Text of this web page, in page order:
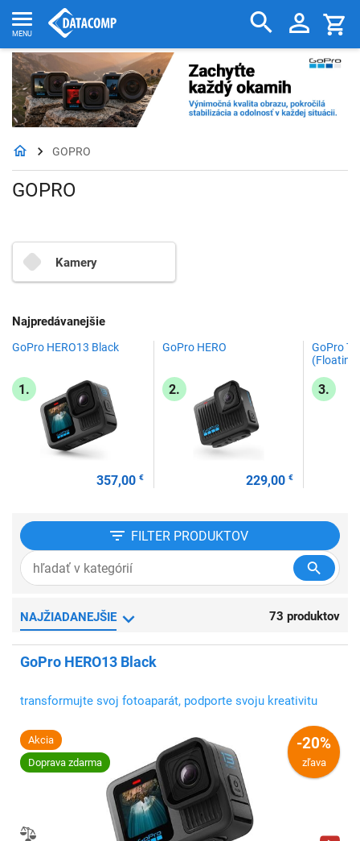
GOPRO
GOPRO
Kamery
Najpredávanejšie
1.
GoPro HERO13 Black
357,00 €
2.
GoPro HERO
229,00€
3.
GoPro
(Floating
FILTER PRODUKTOV
NAJŽIADANEJŠIE 73 produktov
GoPro HERO13 Black
transformujte svoj fotoaparát, podporte svoju kreativitu
Akcia
Doprava zdarma
-20%
zľava